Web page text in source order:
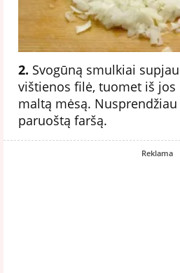
2. Svogūną smulkiai
vištienos filė, tuomet iš jos
maltą mėsą.
paruoštą faršą.
Reklama